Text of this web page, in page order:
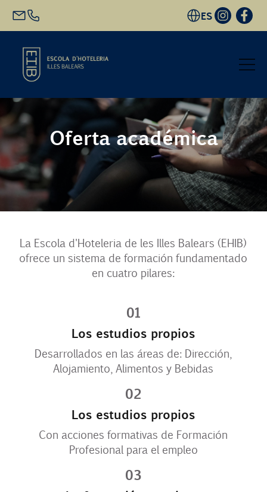
ES
Inicio
Oferta académica
Futuro alumnado
Conócenos
Oferta académica
La Escola d'Hoteleria de les Illes Balears (EHIB)
ofrece un sistema de formación fundamentado
en cuatro pilares:
01
Los estudios propios
Desarrollados en las áreas de: Dirección,
Alojamiento, Alimentos y Bebidas
02
Los estudios propios
Con acciones formativas de Formación
Profesional para el empleo
03